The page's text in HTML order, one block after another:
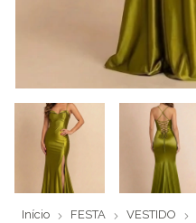
Início FESTA VESTIDO